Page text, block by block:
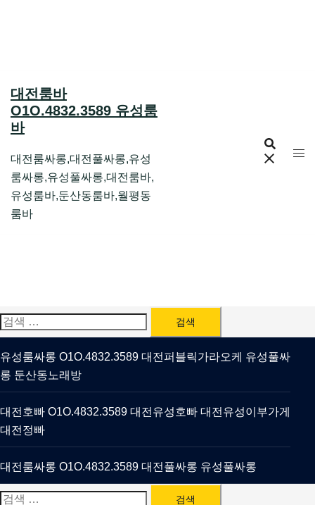
대전룸바
O1O.4832.3589 유성룸
바
대전룸싸롱,대전풀싸롱,유성
룸싸롱,유성풀싸롱,대전룸바,
유성룸바,둔산동룸바,월평동
룸바
검
색:
유성룸싸롱 O1O.4832.3589 대전퍼블릭가라오케 유성풀싸
롱 둔산동노래방
대전호빠 O1O.4832.3589 대전유성호빠 대전유성이부가게
대전정빠
대전룸싸롱 O1O.4832.3589 대전풀싸롱 유성풀싸롱
검